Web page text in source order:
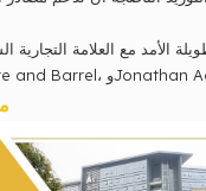
الأمد مع العلامة التجارية